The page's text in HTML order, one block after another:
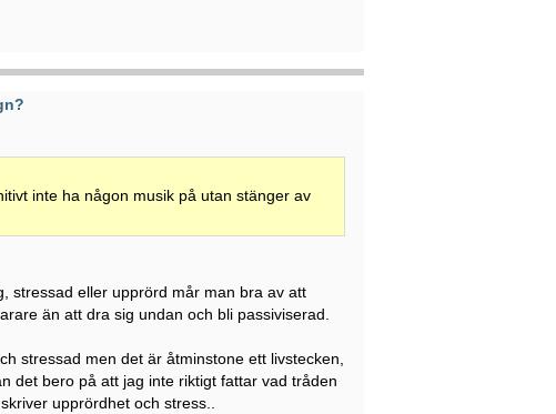
inte ha någon musik på utan stänger av
stressad eller upprörd mår man bra av att
än att dra sig undan och bli passiviserad.
stressad men det är åtminstone ett livstecken,
det bero på att jag inte riktigt fattar vad tråden
upprördhet och stress..